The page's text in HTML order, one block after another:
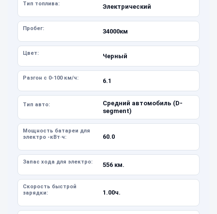
Тип топлива: Электрический
Пробег: 34000км
Цвет: Черный
Разгон с 0-100 км/ч: 6.1
Тип авто:
Средний автомобиль (D-
segment)
Мощность батареи для
электро -кВт·ч:
60.0
Запас хода для электро: 556 км.
Скорость быстрой
зарядки:
1.00ч.